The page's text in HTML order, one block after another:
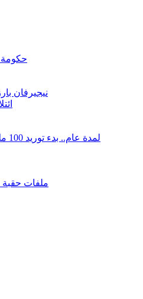
حكومة
نيجيرفان
لمدة عام.. بدء توريد 100 مليون قدم مكعب يومياً من غاز كورمور في إقليم كوردستان إلى وزارة الكهرباء العراقية
ملفات حقبة